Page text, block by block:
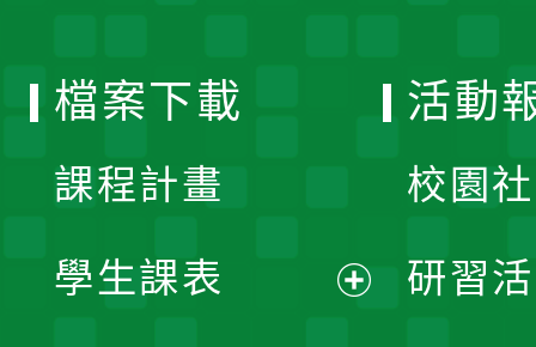
檔案下載
課程計畫
學生課表
活動
校園
研習